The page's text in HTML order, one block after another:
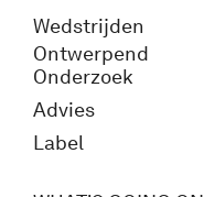
Wedstrijden
Ontwerpend
Onderzoek
Advies
Label